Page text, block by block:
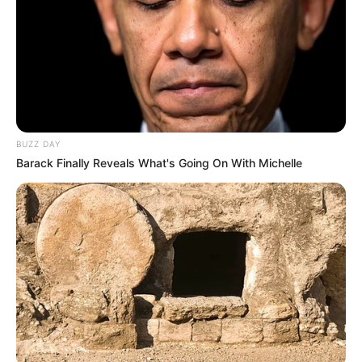
Biodata, Profil, dan Fakta Lee Hye Ri
BUZZ DAY
Barack Finally Reveals What's Going On With Michelle